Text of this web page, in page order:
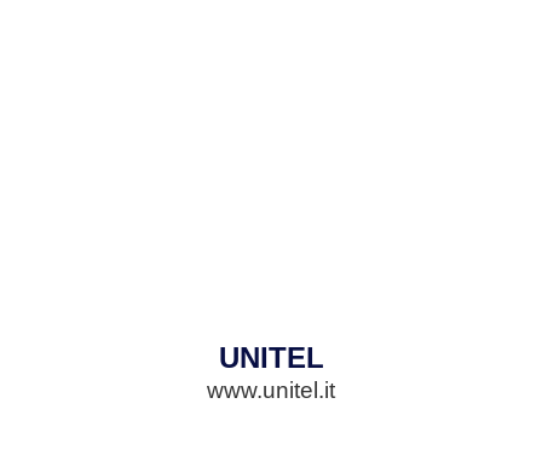
UNITEL
www.unitel.it